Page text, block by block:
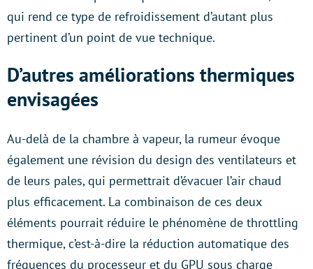
qui rend ce type de refroidissement d’autant plus
pertinent d’un point de vue technique.
D’autres améliorations thermiques
envisagées
Au-delà de la chambre à vapeur, la rumeur évoque
également une révision du design des ventilateurs et
de leurs pales, qui permettrait d’évacuer l’air chaud
plus efficacement. La combinaison de ces deux
éléments pourrait réduire le phénomène de throttling
thermique, c’est-à-dire la réduction automatique des
fréquences du processeur et du GPU sous charge